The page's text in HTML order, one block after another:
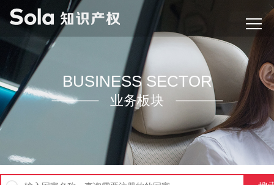
BUSINESS SECTOR
业务板块